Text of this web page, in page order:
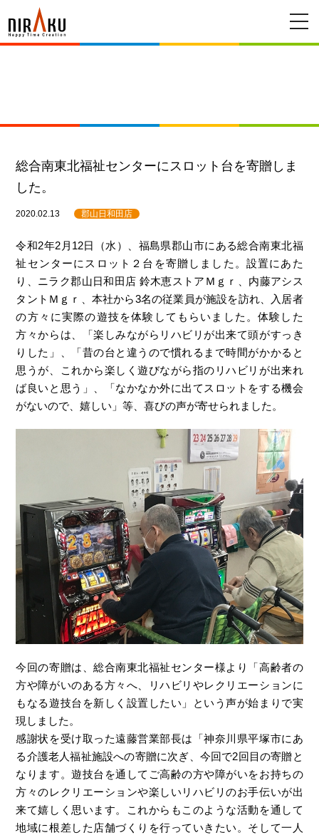
メ
ニ
総合南東北福祉センターにスロット台を寄贈しま
した。
2020.02.13 郡山日和田店
令和2年2月12日（水）、福島県郡山市にある総合南東北福
祉センターにスロット２台を寄贈しました。設置にあた
り、ニラク郡山日和田店 鈴木恵ストアＭｇｒ、内藤アシス
タントＭｇｒ、本社から3名の従業員が施設を訪れ、入居者
の方々に実際の遊技を体験してもらいました。体験した
方々からは、「楽しみながらリハビリが出来て頭がすっき
りした」、「昔の台と違うので慣れるまで時間がかかると
思うが、これから楽しく遊びながら指のリハビリが出来れ
ば良いと思う」、「なかなか外に出てスロットをする機会
がないので、嬉しい」等、喜びの声が寄せられました。
今回の寄贈は、総合南東北福祉センター様より「高齢者の
方や障がいのある方々へ、リハビリやレクリエーションに
もなる遊技台を新しく設置したい」という声が始まりで実
現しました。
感謝状を受け取った遠藤営業部長は「神奈川県平塚市にあ
る介護老人福祉施設への寄贈に次ぎ、今回で2回目の寄贈と
なります。遊技台を通してご高齢の方や障がいをお持ちの
方々のレクリエーションや楽しいリハビリのお手伝いが出
来て嬉しく思います。これからもこのような活動を通して
地域に根差した店舗づくりを行っていきたい。そして一人